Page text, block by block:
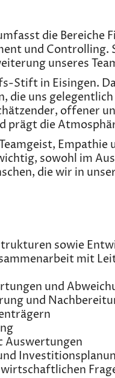
die Bereiche
und Controlling.
unseres
Stift in Eisingen.
die uns
offener
prägt die
Empathie
sowohl im
die wir in
sowie
mit
und
und
Auswertungen